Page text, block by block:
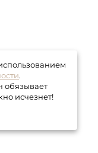
.
обязывает
исчезнет!